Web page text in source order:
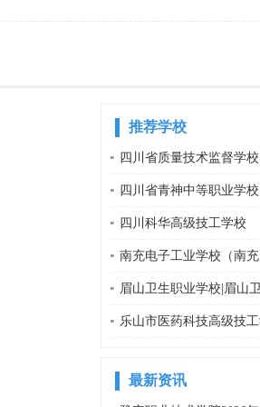
推荐学校
四川省质量技术监督学校
四川省青神中等职业学校
四川科华高级技工学校
南充电子工业学校（南充
眉山卫生职业学校|眉山
乐山市医药科技高级技
最新资讯